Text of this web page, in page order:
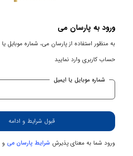
ورود به پارسان می
به منظور استفاده از پارسان می، شماره موبایل
حساب کاربری وارد نمایید
شماره موبایل یا ایمیل
قبول شرایط و ادامه
ورود شما به معنای پذیرش شرایط پارسان می و